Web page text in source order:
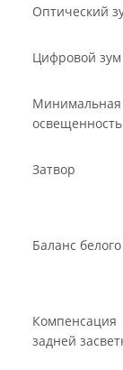
Оптический
Цифровой зум
Минимальная
освещенность
Затвор
Баланс белого
Компенсация
задней